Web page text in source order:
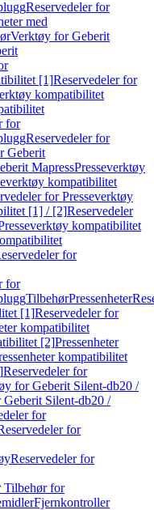
Reservedeler for
med
Verktøy for Geberit
[1]Reservedeler for
kompatibilitet
for
Reservedeler for
Geberit
MapressPresseverktøy
kompatibilitet
for Presseverktøy
[1] / [2]Reservedeler
kompatibilitet
for
for
TilbehørPressenheter
[1]Reservedeler for
kompatibilitet
[2]Pressenheter
kompatibilitet
Reservedeler for
for Geberit Silent-db20 /
Silent-db20 /
for
for
Reservedeler for
Tilbehør for
Fjernkontroller